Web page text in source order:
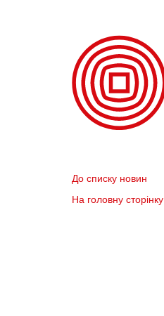
До списку новин
На головну сторінку